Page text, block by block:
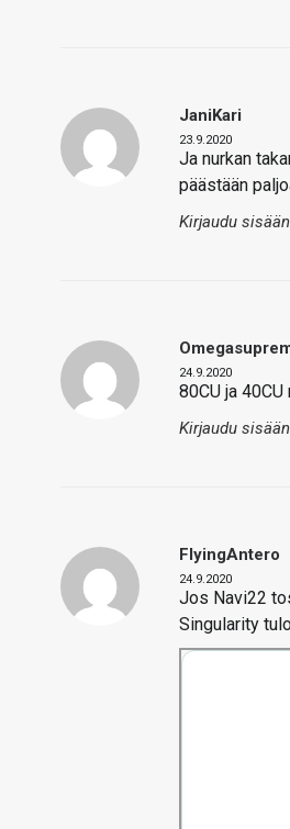
JaniKari
23.9.2020
Ja nurkan
päästään
Kirjaudu
24.9.2020
80CU ja
Kirjaudu
FlyingAntero
24.9.2020
Jos Navi22
Singularity